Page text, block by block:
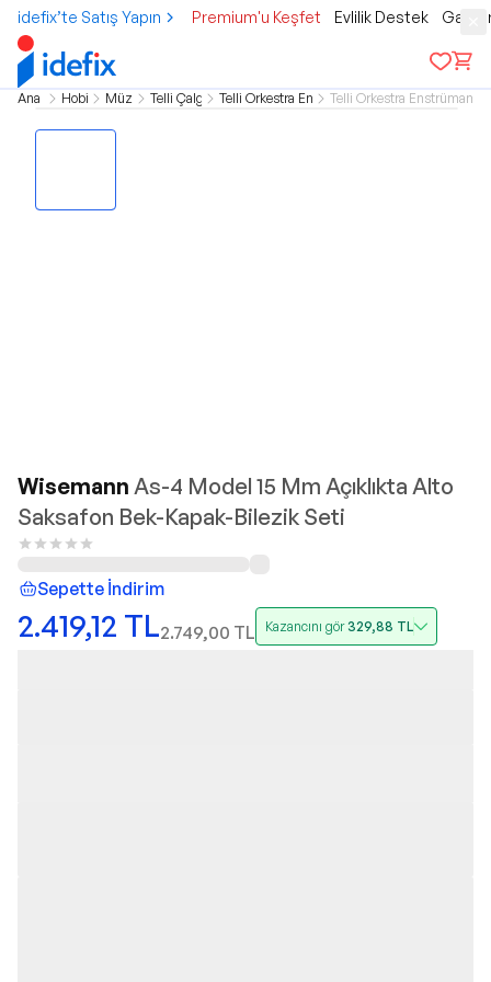
idefix’te Satış Yapın Premium'u Keşfet Evlilik Destek
Ana sayfaHobi & KültürMüzik AletleriTelli Çalgı AksesuarlarıTelli Orkestra Enstrümanı Aksesuarları
Telli Orkestra Enstrümanı
Wisemann As-4 Model 15 Mm Açıklıkta Alto
Saksafon Bek-Kapak-Bilezik Seti
Sepette İndirim
2.419,12 TL2.749,00 TL Kazancını gör329,88 TL